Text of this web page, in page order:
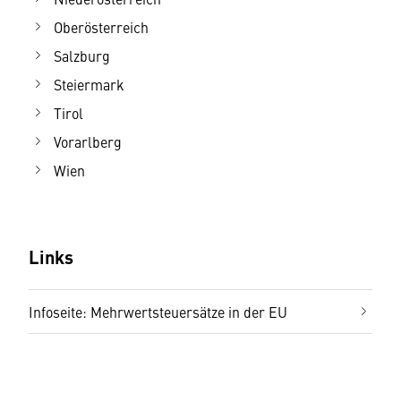
Oberösterreich
Salzburg
Steiermark
Tirol
Vorarlberg
Wien
Links
Infoseite: Mehrwertsteuersätze in der EU